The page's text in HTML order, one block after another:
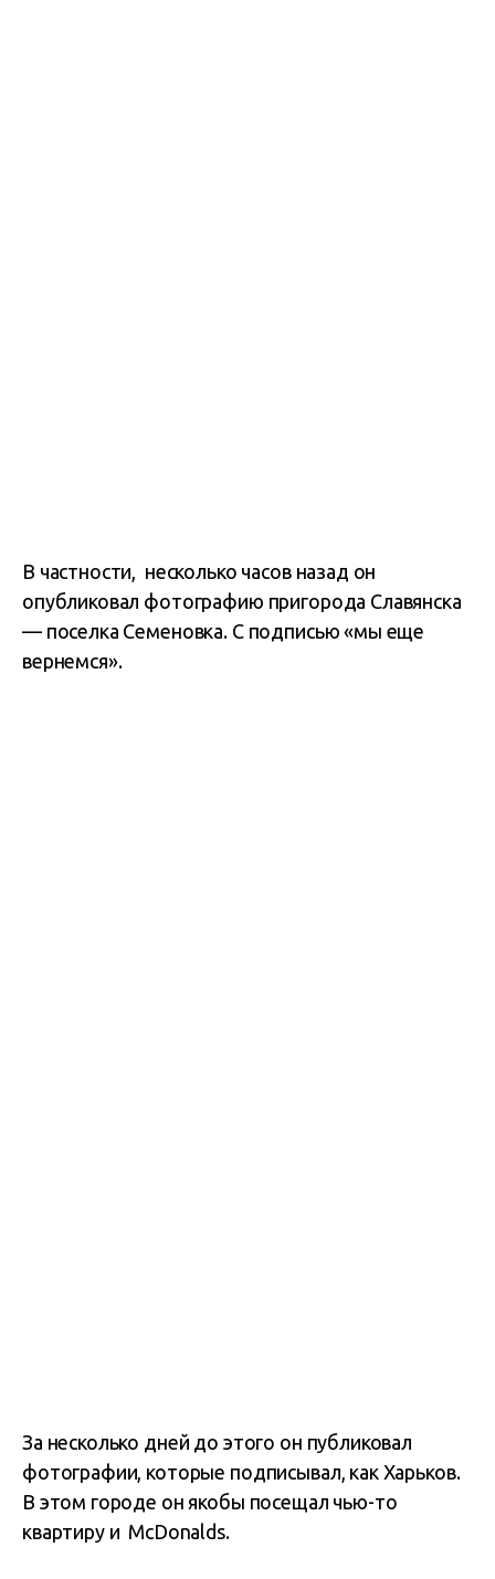
В частности, несколько часов назад он
опубликовал фотографию пригорода Славянска
— поселка Семеновка. С подписью «мы еще
вернемся».
За несколько дней до этого он публиковал
фотографии, которые подписывал, как Харьков.
В этом городе он якобы посещал чью-то
квартиру и McDonalds.